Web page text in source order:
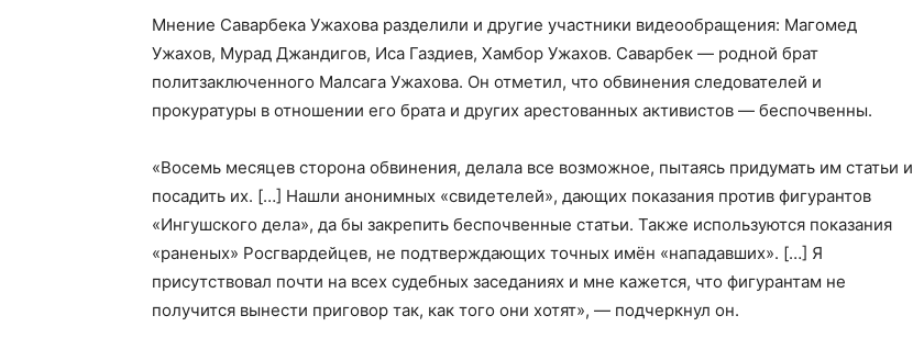
Мнение Саварбека Ужахова разделили и другие участники видеообращения: Магомед
Ужахов, Мурад Джандигов, Иса Газдиев, Хамбор Ужахов. Саварбек — родной брат
политзаключенного Малсага Ужахова. Он отметил, что обвинения следователей и
прокуратуры в отношении его брата и других арестованных активистов — беспочвенны.
«Восемь месяцев сторона обвинения, делала все возможное, пытаясь придумать им статьи и
посадить их. […] Нашли анонимных «свидетелей», дающих показания против фигурантов
«Ингушского дела», да бы закрепить беспочвенные статьи. Также используются показания
«раненых» Росгвардейцев, не подтверждающих точных имён «нападавших». […] Я
присутствовал почти на всех судебных заседаниях и мне кажется, что фигурантам не
получится вынести приговор так, как того они хотят», — подчеркнул он.